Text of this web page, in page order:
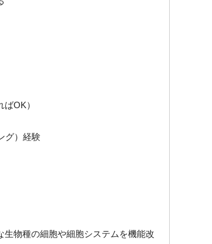
OK）
グ）経験
物種の細胞や細胞システムを機能改